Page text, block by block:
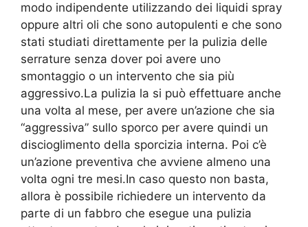
modo indipendente utilizzando dei liquidi spray
oppure altri oli che sono autopulenti e che sono
stati studiati direttamente per la pulizia delle
serrature senza dover poi avere uno
smontaggio o un intervento che sia più
aggressivo.La pulizia la si può effettuare anche
una volta al mese, per avere un’azione che sia
“aggressiva” sullo sporco per avere quindi un
discioglimento della sporcizia interna. Poi c’è
un’azione preventiva che avviene almeno una
volta ogni tre mesi.In caso questo non basta,
allora è possibile richiedere un intervento da
parte di un fabbro che esegue una pulizia